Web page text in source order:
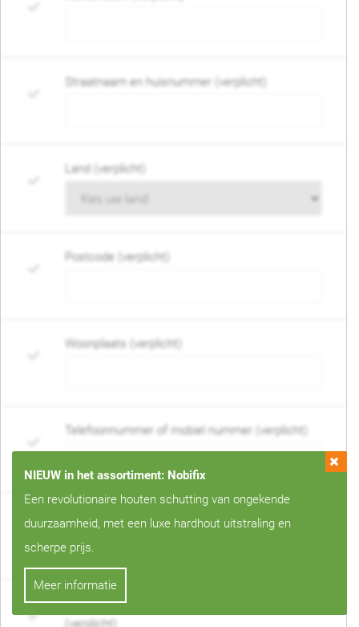
Straatnaam en huisnummer (verplicht)
Land (verplicht)
Postcode (verplicht)
Woonplaats (verplicht)
Telefoonnummer of mobiel nummer (verplicht)
E-mail adres (verplicht)
Wanneer mag de schutting geplaatst worden?
(verplicht)
NIEUW in het assortiment: Nobifix
Een revolutionaire houten schutting van ongekende
duurzaamheid, met een luxe hardhout uitstraling en
scherpe prijs.
Meer informatie